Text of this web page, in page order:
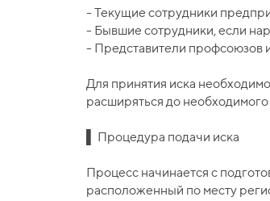
- Текущие сотрудники
- Бывшие сотрудники, если
- Представители профсоюзов
Для принятия иска
расширяться до необходимого
▌ Процедура подачи иска
Процесс начинается с
расположенный по месту